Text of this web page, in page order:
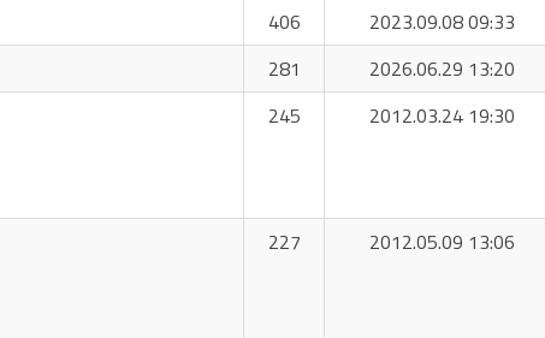
406 2023.09.08 09:33
281 2026.06.29 13:20
245 2012.03.24 19:30
227 2012.05.09 13:06